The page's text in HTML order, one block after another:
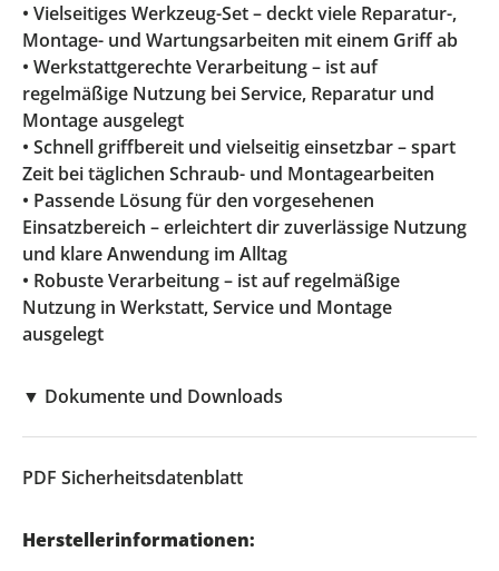
• Vielseitiges Werkzeug-Set – deckt viele Reparatur-,
Montage- und Wartungsarbeiten mit einem Griff ab
• Werkstattgerechte Verarbeitung – ist auf
regelmäßige Nutzung bei Service, Reparatur und
Montage ausgelegt
• Schnell griffbereit und vielseitig einsetzbar – spart
Zeit bei täglichen Schraub- und Montagearbeiten
• Passende Lösung für den vorgesehenen
Einsatzbereich – erleichtert dir zuverlässige Nutzung
und klare Anwendung im Alltag
• Robuste Verarbeitung – ist auf regelmäßige
Nutzung in Werkstatt, Service und Montage
ausgelegt
▼ Dokumente und Downloads
PDF Sicherheitsdatenblatt
Herstellerinformationen: